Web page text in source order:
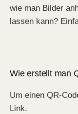
wie man Bilder
lassen kann?
Wie erstellt man
Um einen QR-
Link.